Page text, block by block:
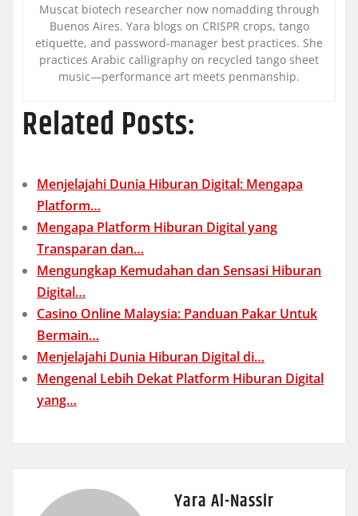
Muscat biotech researcher now nomadding through
Buenos Aires. Yara blogs on CRISPR crops, tango
etiquette, and password-manager best practices. She
practices Arabic calligraphy on recycled tango sheet
music—performance art meets penmanship.
Related Posts:
Menjelajahi Dunia Hiburan Digital: Mengapa
Platform…
Mengapa Platform Hiburan Digital yang
Transparan dan…
Mengungkap Kemudahan dan Sensasi Hiburan
Digital…
Casino Online Malaysia: Panduan Pakar Untuk
Bermain…
Menjelajahi Dunia Hiburan Digital di…
Mengenal Lebih Dekat Platform Hiburan Digital
yang…
Yara Al-Nassir